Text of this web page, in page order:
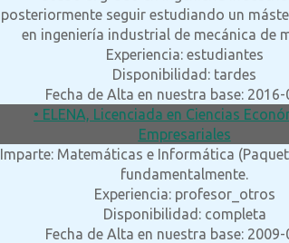
posteriormente seguir estudiando un
en ingeniería industrial de mecánica de
Experiencia: estudiantes
Disponibilidad: tardes
Fecha de Alta en nuestra base:
• ELENA, Licenciada en Ciencias
Empresariales
Imparte: Matemáticas e Informática
fundamentalmente.
Experiencia: profesor_otros
Disponibilidad: completa
Fecha de Alta en nuestra base: